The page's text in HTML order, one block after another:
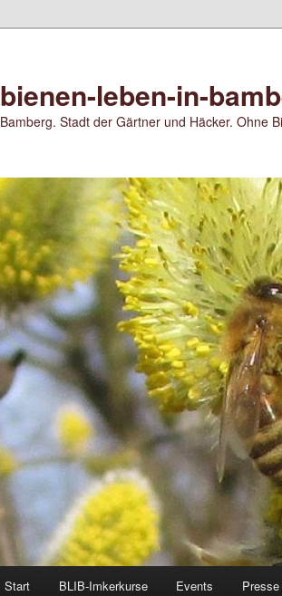
bienen-leben-in-
Bamberg. Stadt der Gärtner und Häcker. Ohne
Start BLIB-Imkerkurse Events Presse